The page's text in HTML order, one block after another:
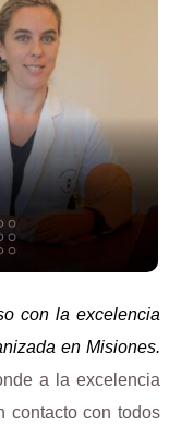
con la excelencia
en Misiones.
a la excelencia
contacto con todos